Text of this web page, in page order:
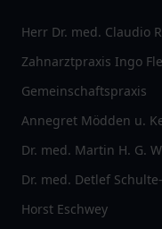
Herr Dr. med. Claudio
Zahnarztpraxis Ingo
Gemeinschaftspraxis
Annegret Mödden u.
Dr. med. Martin H. G.
Dr. med. Detlef
Horst Eschwey